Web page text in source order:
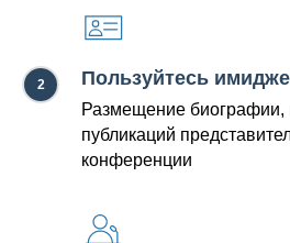
Пользуйтесь
Размещение биографии,
публикаций
конференции